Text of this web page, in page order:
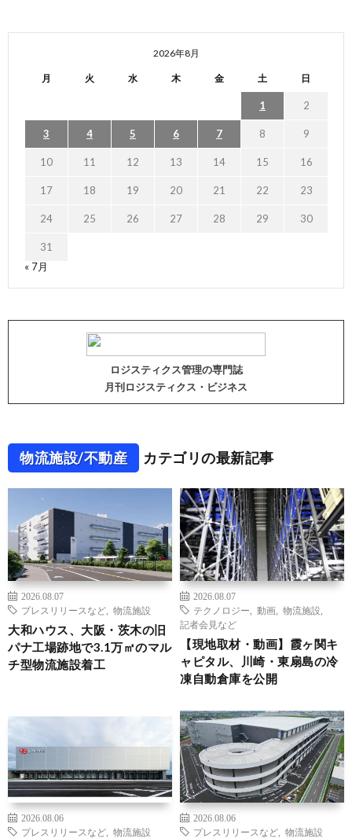
2026年8月
月 火 水 木 金 土 日
1 2
3 4 5 6 7 8 9
10 11 12 13 14 15 16
17 18 19 20 21 22 23
24 25 26 27 28 29 30
31
« 7月
ロジスティクス管理の専門誌
月刊ロジスティクス・ビジネス
物流施設/不動産 カテゴリの最新記事
2026.08.07
プレスリリースなど
物流施設
大和ハウス、大阪・茨木の旧
パナ工場跡地で3.1万㎡のマル
チ型物流施設着工
2026.08.07
テクノロジー
動画 物流施設
記者会見など
【現地取材・動画】霞ヶ関キ
ャピタル、川崎・東扇島の冷
凍自動倉庫を公開
2026.08.06
プレスリリースなど
物流施設
2026.08.06
プレスリリースなど
物流施設